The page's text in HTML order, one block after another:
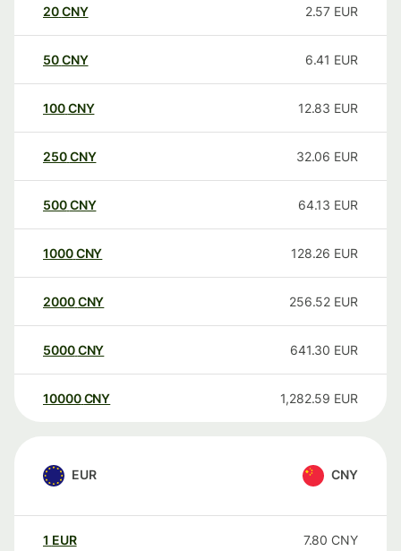
20CNY 2.57 EUR
50CNY 6.41 EUR
100CNY 12.83 EUR
250CNY 32.06 EUR
500CNY 64.13 EUR
1000CNY 128.26 EUR
2000CNY 256.52 EUR
5000CNY 641.30 EUR
10000 CNY 1,282.59 EUR
EUR CNY
1 EUR 7.80 CNY